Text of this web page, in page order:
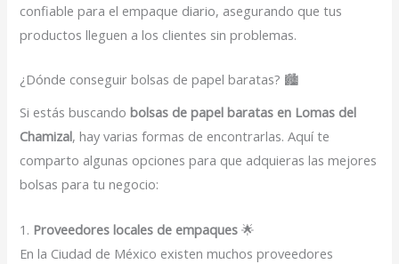
confiable para el empaque diario, asegurando que tus
productos lleguen a los clientes sin problemas.
¿Dónde conseguir bolsas de papel baratas? 🏙️
Si estás buscandobolsas de papel baratas en Lomas del
Chamizal, hay varias formas de encontrarlas. Aquí te
comparto algunas opciones para que adquieras las mejores
bolsas para tu negocio:
1. Proveedores locales de empaques 🌟
En la Ciudad de México existen muchos proveedores